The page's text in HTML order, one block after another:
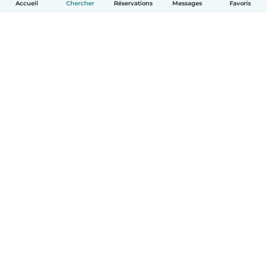
Accueil Chercher Réservations Messages Favoris